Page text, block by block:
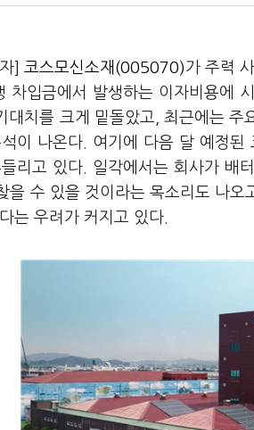
자]코스모신소재(005070)가 주력
차입금에서 발생하는 이자비용에
대치를 크게 밑돌았고, 최근에는
이 나온다. 여기에 다음 달 예정
리고 있다. 일각에서는 회사가 배
을 수 있을 것이라는 목소리도 나
는 우려가 커지고 있다.